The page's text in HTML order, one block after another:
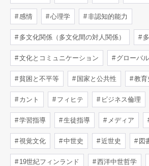
感情 心理学 非認知的能力
多文化関係（多文化間の対人関係）
文化とコミュニケーション グローバ
貧困と不平等 国家と公共性 教育
カント フィヒテ ビジネス倫理
学習指導 生徒指導 メディア
視覚文化 中世史 近世史 図
19世紀フィンランド 西洋中世哲学